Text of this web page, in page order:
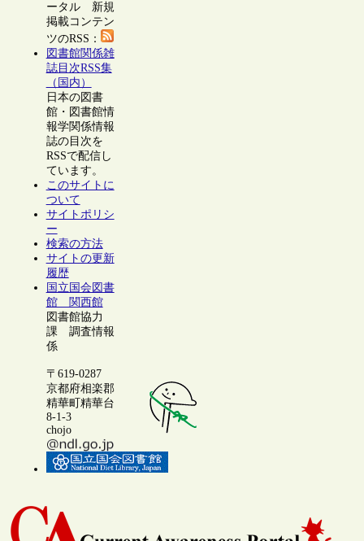
ータル 新規
掲載コンテン
ツのRSS：
図書館関係雑
誌目次RSS集
（国内）
日本の図書
館・図書館情
報学関係情報
誌の目次を
RSSで配信し
ています。
このサイトに
ついて
サイトポリシ
ー
検索の方法
サイトの更新
履歴
国立国会図書
館 関西館
図書館協力
課 調査情報
係
〒619-0287
京都府相楽郡
精華町精華台
8-1-3
chojo